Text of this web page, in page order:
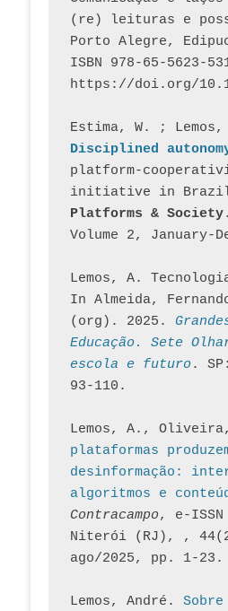
(re) leituras e
Porto Alegre,
ISBN 978-65-5623-
https://doi.org/
Estima, W. ; Lemos,
Disciplined
platform-
initiative in
Platforms & Society.
Volume 2, January-
Lemos, A.
In Almeida,
(org). 2025.
Educação. Sete
escola e futuro.
93-110.
Lemos, A.,
plataformas
desinformação:
algoritmos e
Contracampo, e-ISSN
Niterói (RJ), ,
ago/2025, pp. 1-23.
Lemos, André.